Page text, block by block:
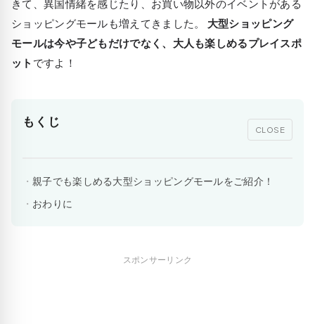
きて、異国情緒を感じたり、お買い物以外のイベントがある
ショッピングモールも増えてきました。 大型ショッピング
モールは今や子どもだけでなく、大人も楽しめるプレイスポ
ット ですよ！
もくじ
CLOSE
親子でも楽しめる大型ショッピングモールをご紹介！
おわりに
スポンサーリンク